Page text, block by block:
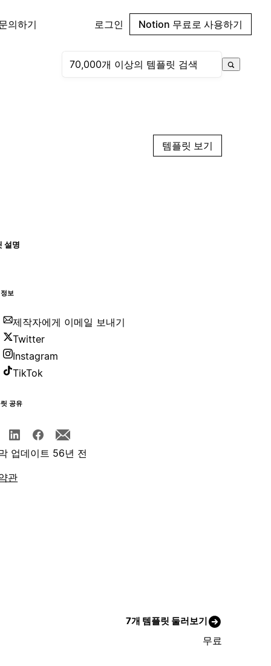
의하기 로그인 Notion 무료로 사용하기
템플릿 보기
설명
보
제작자에게 이메일 보내기
Twitter
Instagram
TikTok
공유
업데이트 56년 전
관
7개 템플릿 둘러보기
무료